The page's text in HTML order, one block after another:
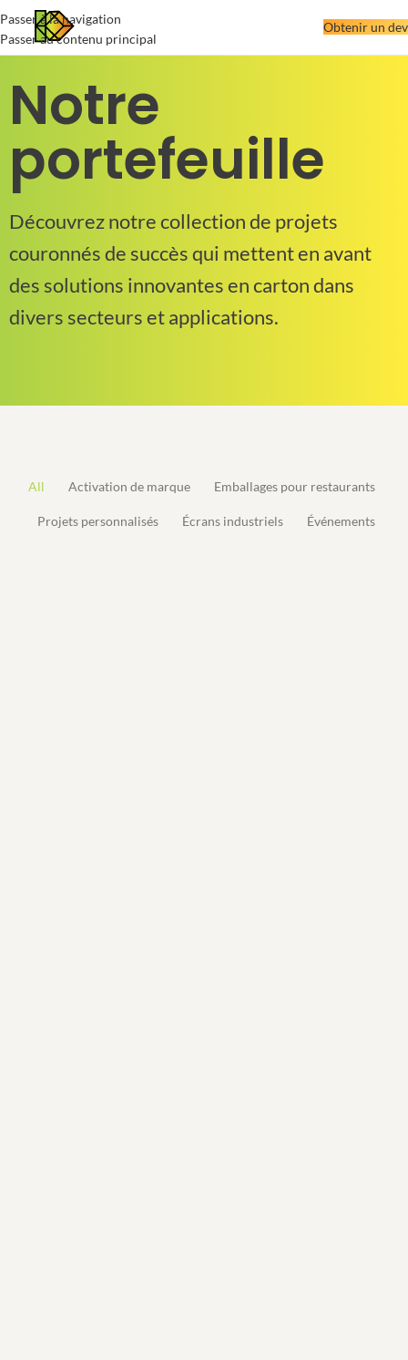
Passer à la navigation
Passer au contenu principal
Obtenir un
Notre
portefeuille
Découvrez notre collection de projets
couronnés de succès qui mettent en avant
des solutions innovantes en carton dans
divers secteurs et applications.
All Activation de marque Emballages pour restaurants
Projets personnalisés Écrans industriels Événements